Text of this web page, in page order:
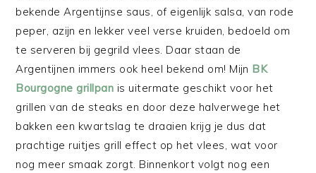
bekende Argentijnse saus, of eigenlijk salsa, van rode
peper, azijn en lekker veel verse kruiden, bedoeld om
te serveren bij gegrild vlees. Daar staan de
Argentijnen immers ook heel bekend om! Mijn BK
Bourgogne grillpan is uitermate geschikt voor het
grillen van de steaks en door deze halverwege het
bakken een kwartslag te draaien krijg je dus dat
prachtige ruitjes grill effect op het vlees, wat voor
nog meer smaak zorgt. Binnenkort volgt nog een